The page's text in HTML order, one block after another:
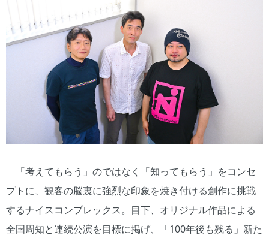
「考えてもらう」のではなく「知ってもらう」をコンセ
プトに、観客の脳裏に強烈な印象を焼き付ける創作に挑戦
するナイスコンプレックス。目下、オリジナル作品による
全国周知と連続公演を目標に掲げ、「100年後も残る」新た